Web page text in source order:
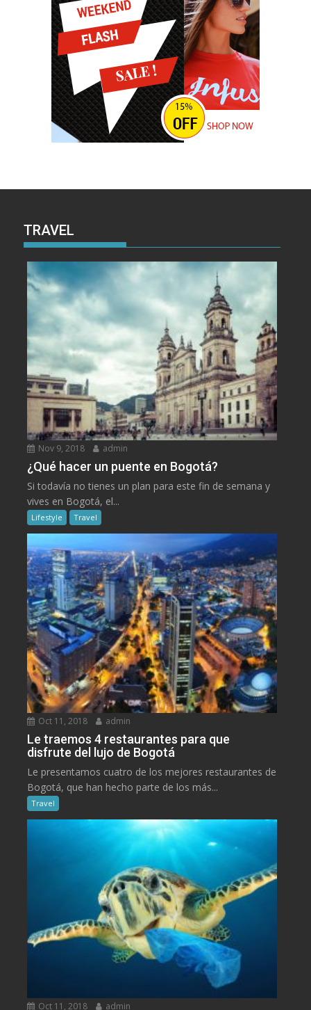
TRAVEL
Nov 9, 2018 admin
¿Qué hacer un puente en Bogotá?
Si todavía no tienes un plan para este fin de semana y
vives en Bogotá, el...
Lifestyle Travel
Oct 11, 2018 admin
Le traemos 4 restaurantes para que
disfrute del lujo de Bogotá
Le presentamos cuatro de los mejores restaurantes de
Bogotá, que han hecho parte de los más...
Travel
Oct 11, 2018 admin